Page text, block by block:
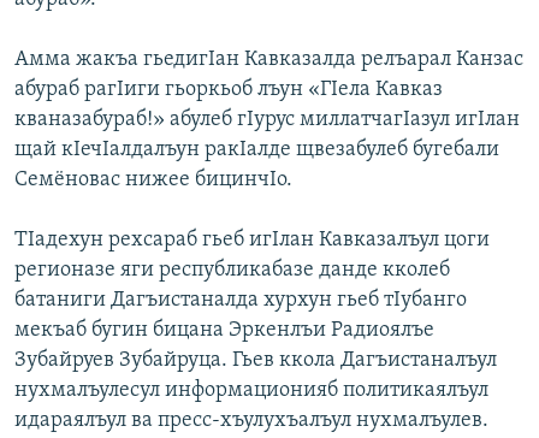
Амма жакъа гьедигIан Кавказалда релъарал Канзас
абураб рагIиги гьоркьоб лъун «ГIела Кавказ
кваназабураб!» абулеб гIурус миллатчагIазул игIлан
щай кIечIалдалъун ракIалде щвезабулеб бугебали
Семёновас нижее бицинчIо.
ТIадехун рехсараб гьеб игIлан Кавказалъул цоги
регионазе яги республикабазе данде кколеб
батаниги Дагъистаналда хурхун гьеб тIубанго
мекъаб бугин бицана Эркенлъи Радиоялъе
Зубайруев Зубайруца. Гьев ккола Дагъистаналъул
нухмалъулесул информационияб политикаялъул
идараялъул ва пресс-хъулухъалъул нухмалъулев.